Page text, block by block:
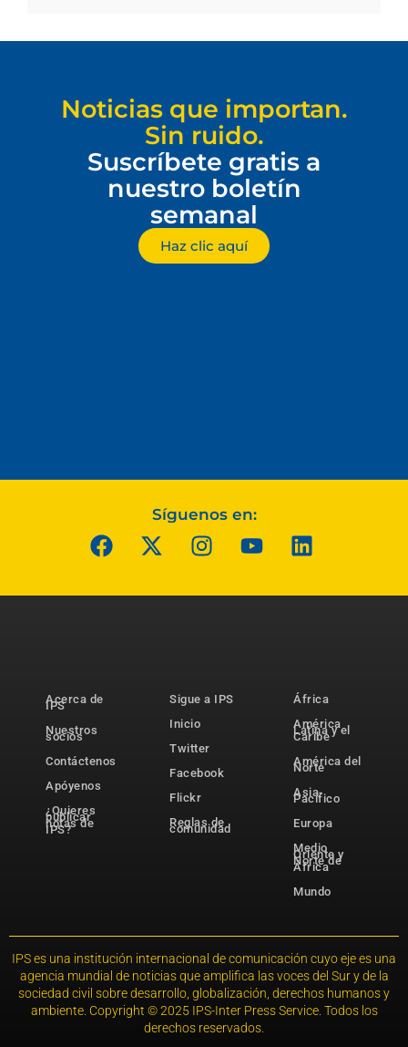
Noticias que importan.
Sin ruido.
Suscríbete gratis a
nuestro boletín
semanal
Haz clic aquí
Síguenos en:
Acerca de
IPS
Nuestros
socios
Contáctenos
Apóyenos
¿Quieres
publicar
notas de
IPS?
Sigue a IPS
Inicio
Twitter
Facebook
Flickr
Reglas de
comunidad
África
América
Latina y el
Caribe
América del
Norte
Asia-
Pacífico
Europa
Medio
Oriente y
Norte de
África
Mundo
IPS es una institución internacional de comunicación cuyo eje es una
agencia mundial de noticias que amplifica las voces del Sur y de la
sociedad civil sobre desarrollo, globalización, derechos humanos y
ambiente. Copyright © 2025 IPS-Inter Press Service. Todos los
derechos reservados.